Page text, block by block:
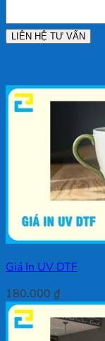
Giá In UV DTF
180.000 ₫